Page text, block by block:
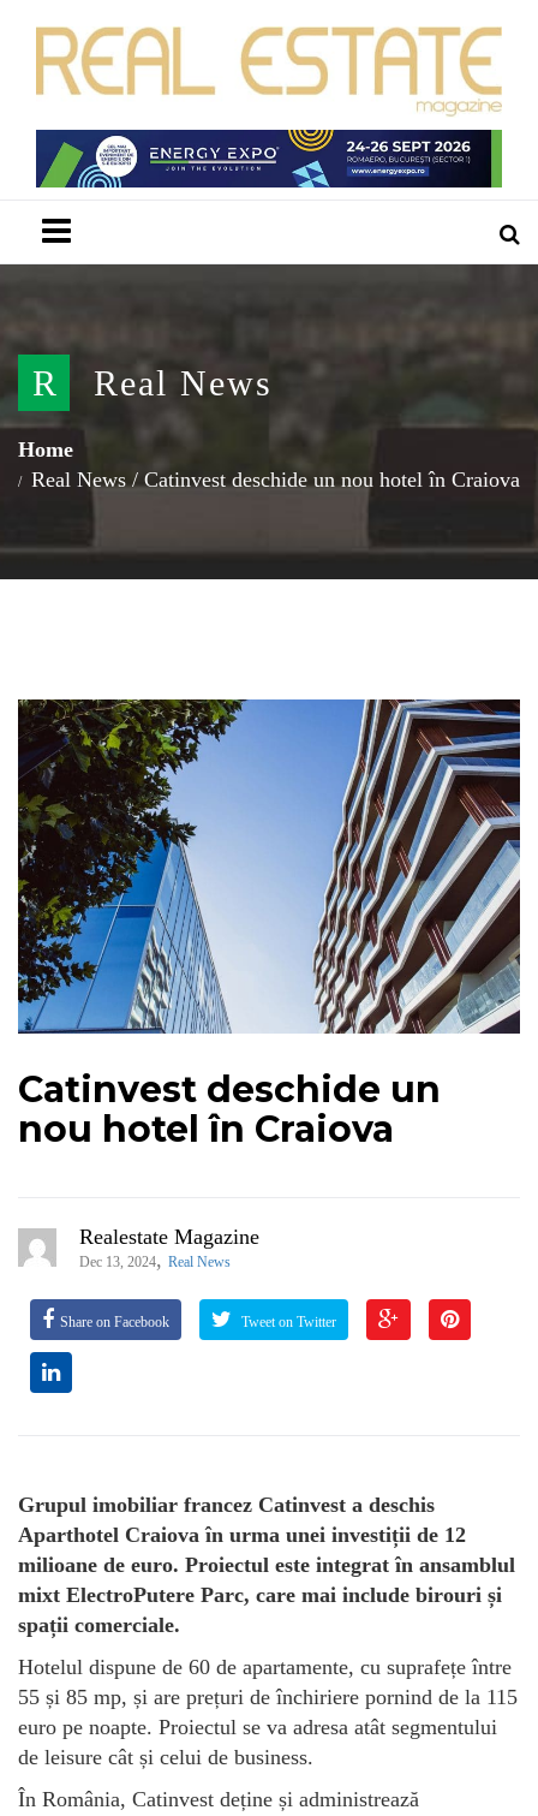
R Real News
Home
Real News / Catinvest deschide un nou hotel în Craiova
Catinvest deschide un
nou hotel în Craiova
Realestate Magazine
Dec 13, 2024, Real News
Share on Facebook Tweet on Twitter
Grupul imobiliar francez Catinvest a deschis
Aparthotel Craiova în urma unei investiții de 12
milioane de euro. Proiectul este integrat în ansamblul
mixt ElectroPutere Parc, care mai include birouri și
spații comerciale.
Hotelul dispune de 60 de apartamente, cu suprafețe între
55 și 85 mp, și are prețuri de închiriere pornind de la 115
euro pe noapte. Proiectul se va adresa atât segmentului
de leisure cât și celui de business.
În România, Catinvest deține și administrează